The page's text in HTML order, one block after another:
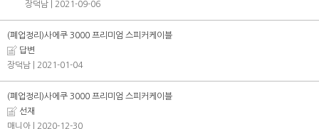
장덕남
| 2021-09-06
(폐업정리)사에쿠 3000 프리미엄 스피커케이블
답변
장덕남
| 2021-01-04
(폐업정리)사에쿠 3000 프리미엄 스피커케이블
선재
매니아
| 2020-12-30